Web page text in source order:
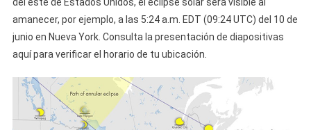
amanecer, por ejemplo, a las 5:24 a.m. EDT (09:24 UTC) del 10 de
junio en Nueva York. Consulta la presentación de diapositivas
aquí para verificar el horario de tu ubicación.